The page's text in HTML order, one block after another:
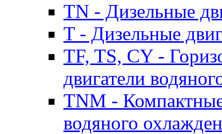
TN - Дизельные
T - Дизельные
TF, TS, CY -
двигатели
TNM -
водяного